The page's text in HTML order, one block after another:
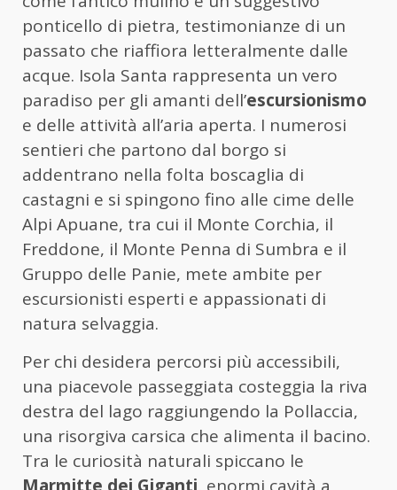
ponticello di pietra, testimonianze di un
passato che riaffiora letteralmente dalle
acque. Isola Santa rappresenta un vero
paradiso per gli amanti dell’escursionismo
e delle attività all’aria aperta. I numerosi
sentieri che partono dal borgo si
addentrano nella folta boscaglia di
castagni e si spingono fino alle cime delle
Alpi Apuane, tra cui il Monte Corchia, il
Freddone, il Monte Penna di Sumbra e il
Gruppo delle Panie, mete ambite per
escursionisti esperti e appassionati di
natura selvaggia.
Per chi desidera percorsi più accessibili,
una piacevole passeggiata costeggia la riva
destra del lago raggiungendo la Pollaccia,
una risorgiva carsica che alimenta il bacino.
Tra le curiosità naturali spiccano le